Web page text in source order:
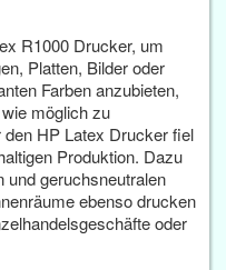
R1000 Drucker, um
Platten, Bilder oder
Farben anzubieten,
möglich zu
HP Latex Drucker fiel
Produktion. Dazu
und geruchsneutralen
ebenso drucken
oder